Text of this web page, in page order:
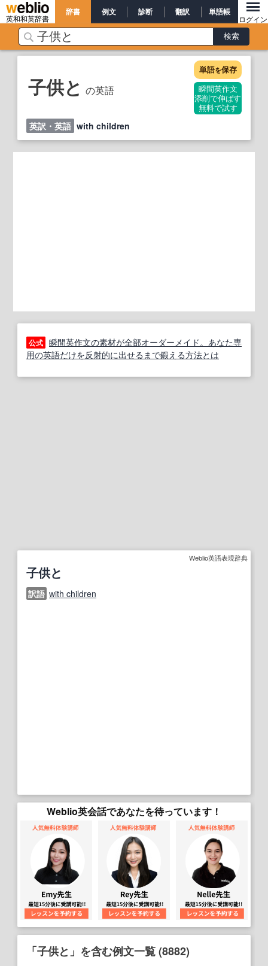
英和和英辞書
辞書 例文 診断 翻訳 単語帳
ログイン
子供と の英語
単語を保存
瞬間英作文
添削で伸ばす
無料で試す
英訳・英語 with children
公式 瞬間英作文の素材が全部オーダーメイド。あなた専
用の英語だけを反射的に出せるまで鍛える方法とは
Weblio英語表現辞典
子供と
訳語 with children
Weblio英会話であなたを待っています！
「子供と」を含む例文一覧 (8882)